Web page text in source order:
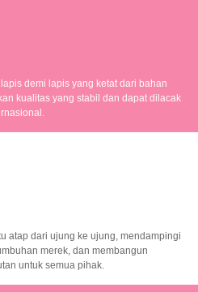
demi lapis yang ketat dari bahan
kualitas yang stabil dan dapat dilacak
atap dari ujung ke ujung, mendampingi
merek, dan membangun
untuk semua pihak.